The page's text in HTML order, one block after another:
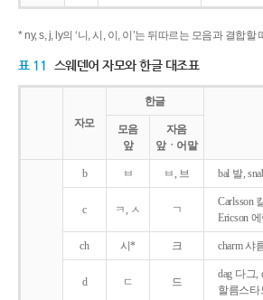
* ny, s, j, ly의 ‘니, 시, 이, 이’는 뒤따르는 모음과 결합
표 11 스웨덴어 자모와 한글 대조표
자모
한글
모음
앞
자음
앞ㆍ어말
b ㅂ ㅂ, 브 bal 발,
c ㅋ, ㅅ ㄱ
Carlsson
Ericson
ch 시* 크 charm 샤
d ㄷ 드
dag 다그,
할름스타